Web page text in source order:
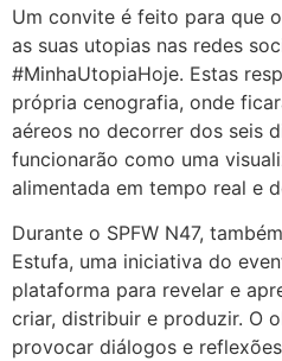
Um convite é feito para que
as suas utopias nas redes
#MinhaUtopiaHoje. Estas
própria cenografia, onde
aéreos no decorrer dos seis
funcionarão como uma
alimentada em tempo real e
Durante o SPFW N47,
Estufa, uma iniciativa do
plataforma para revelar e
criar, distribuir e produzir. O
provocar diálogos e